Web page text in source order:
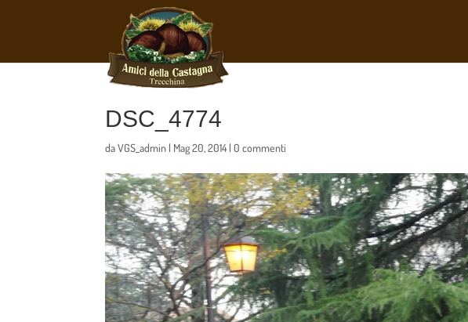
DSC_4774
daVGS_admin | Mag 20, 2014 |0 commenti